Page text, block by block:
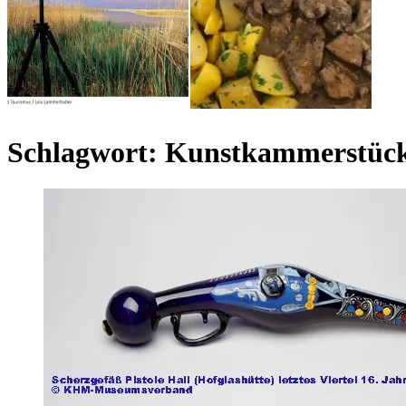
Schlagwort: